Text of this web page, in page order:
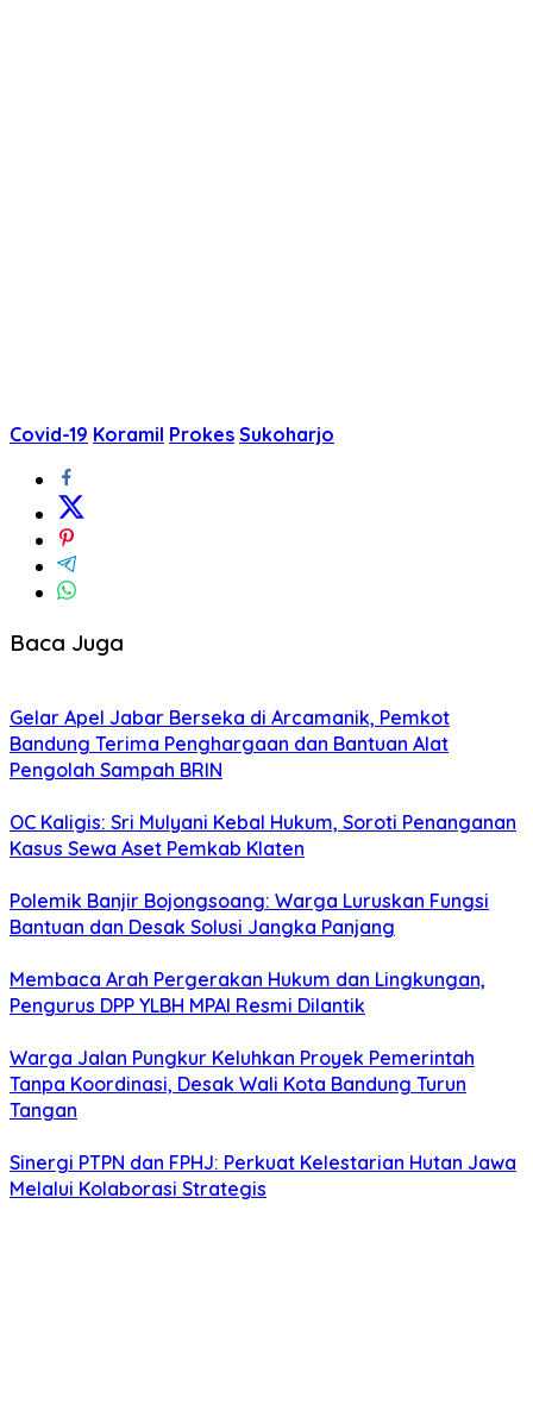
Covid-19 Koramil Prokes Sukoharjo
Baca Juga
Gelar Apel Jabar Berseka di Arcamanik, Pemkot
Bandung Terima Penghargaan dan Bantuan Alat
Pengolah Sampah BRIN
OC Kaligis: Sri Mulyani Kebal Hukum, Soroti Penanganan
Kasus Sewa Aset Pemkab Klaten
Polemik Banjir Bojongsoang: Warga Luruskan Fungsi
Bantuan dan Desak Solusi Jangka Panjang
Membaca Arah Pergerakan Hukum dan Lingkungan,
Pengurus DPP YLBH MPAI Resmi Dilantik
Warga Jalan Pungkur Keluhkan Proyek Pemerintah
Tanpa Koordinasi, Desak Wali Kota Bandung Turun
Tangan
Sinergi PTPN dan FPHJ: Perkuat Kelestarian Hutan Jawa
Melalui Kolaborasi Strategis